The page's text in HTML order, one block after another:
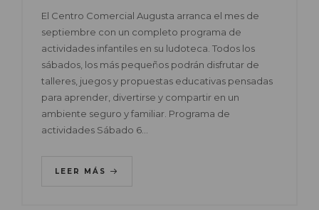
El Centro Comercial Augusta arranca el mes de
septiembre con un completo programa de
actividades infantiles en su ludoteca. Todos los
sábados, los más pequeños podrán disfrutar de
talleres, juegos y propuestas educativas pensadas
para aprender, divertirse y compartir en un
ambiente seguro y familiar. Programa de
actividades Sábado 6…
LEER MÁS